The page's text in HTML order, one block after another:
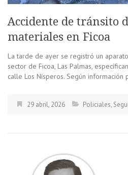
Accidente de tránsito
materiales en Ficoa
La tarde de ayer se registró un
sector de Ficoa, Las Palmas,
calle Los Nísperos. Según información
29 abril, 2026 Policiales,